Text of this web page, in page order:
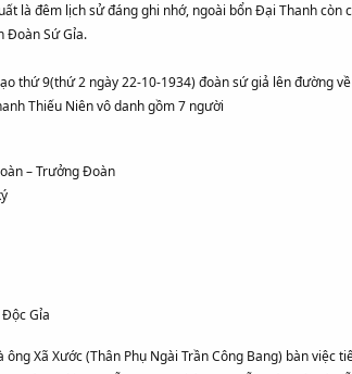
là đêm lịch sử đáng ghi nhớ, ngoài bổn Đại Thanh
Đoàn Sứ Gỉa.
thứ 9(thứ 2 ngày 22-10-1934) đoàn sứ giả lên đường
Thiếu Niên vô danh gồm 7 người
– Trưởng Đoàn
Gỉa
Xã Xước (Thân Phụ Ngài Trần Công Bang) bàn